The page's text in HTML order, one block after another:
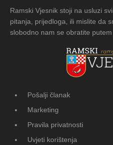
Ramski Vjesnik stoji na usluzi
pitanja, prijedloga, ili mislite da
slobodno nam se obratite
Pošalji članak
Marketing
Pravila privatnosti
Uvjeti korištenja